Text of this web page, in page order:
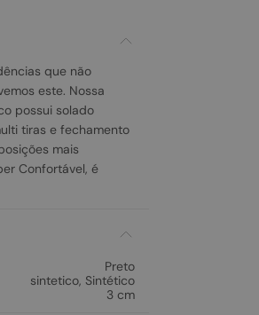
que não
este. Nossa
possui solado
tiras e fechamento
mais
Confortável, é
Preto
sintetico, Sintético
3 cm